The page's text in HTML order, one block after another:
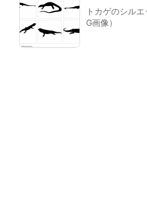
トカゲのシル
G画像）